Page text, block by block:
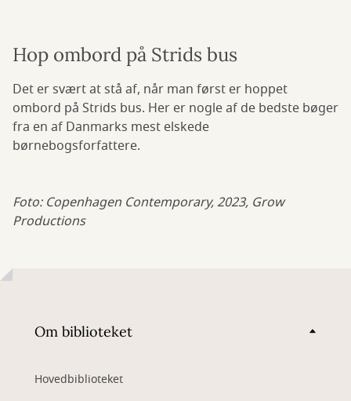
Hop ombord på Strids bus
Det er svært at stå af, når man først er hoppet
ombord på Strids bus. Her er nogle af de bedste bøger
fra en af Danmarks mest elskede
børnebogsforfattere.
Foto: Copenhagen Contemporary, 2023, Grow
Productions
Om biblioteket
Hovedbiblioteket